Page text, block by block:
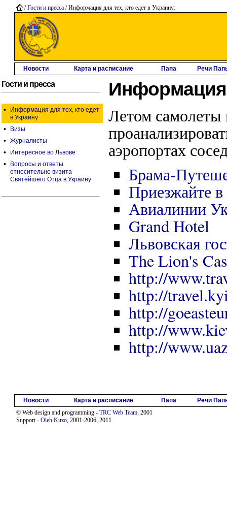
/Гости и пресса/ Информация для тех, кто едет в Украину:
Новости Карта и расписание Папа Речи
Гости и пресса
• Информация для тех, кто едет
в Украину
• Визы
• Журналисты
• Интересное во Львове
• Вопросы и ответы
относительно визита
Святейшего Отца в Украину
Информация
Летом самолеты
аэропортах
Брама-
Приезжайте
Авиалинии
Grand Hotel
Львовская
The Lion's
http://
http://
http://
http://
http://
Новости Карта и расписание Папа
Речи
© Web design and programming - TRC Web Team, 2001
Support - Oleh Kuzo, 2001-2006, 2011